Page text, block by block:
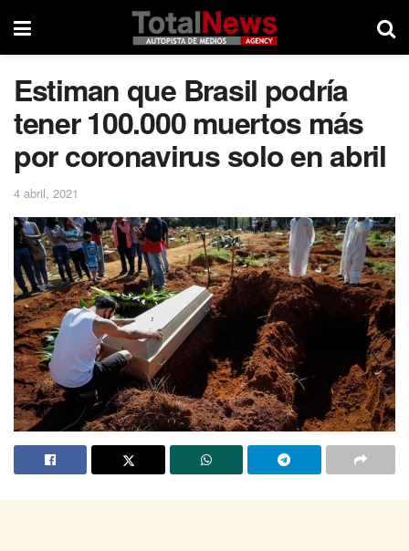
Estiman que Brasil podría
tener 100.000 muertos más
por coronavirus solo en abril
4 abril, 2021